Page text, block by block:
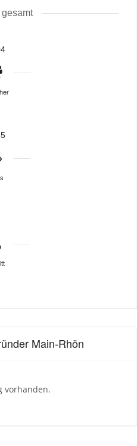
Main-Rhön
vorhanden.